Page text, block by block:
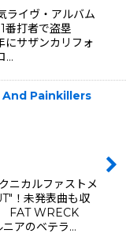
イヴ・アルバム
打者で盗塁
サザンカリフォ
…
Painkillers
ニカルファストメ
！未発表曲も収
FAT WRECK
アのベテラ…